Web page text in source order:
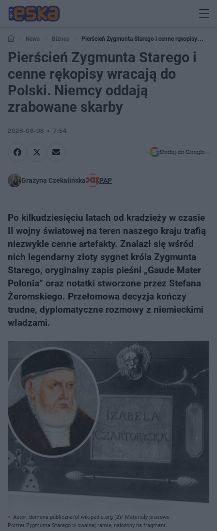
News Biznes
Pierścień Zygmunta Starego i cenne rękopisy
wracają do Polski. Niemcy oddają zrabowane skarby
Pierścień Zygmunta Starego i
cenne rękopisy wracają do
Polski. Niemcy oddają
zrabowane skarby
2026-06-08 7:54
Dodaj do Google
Grażyna Czekalińska PAP
Po kilkudziesięciu latach od kradzieży w czasie
II wojny światowej na teren naszego kraju trafią
niezwykle cenne artefakty. Znalazł się wśród
nich legendarny złoty sygnet króla Zygmunta
Starego, oryginalny zapis pieśni „Gaude Mater
Polonia” oraz notatki stworzone przez Stefana
Żeromskiego. Przełomowa decyzja kończy
trudne, dyplomatyczne rozmowy z niemieckimi
władzami.
Autor: domena publiczna/pl.wikipedia.org (2)/ Materiały prasowe
Portret Zygmunta Starego w owalnej ramie, nałożony na fragment